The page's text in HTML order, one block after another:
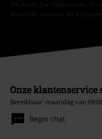
Die Ärzte, Die Toten Hosen,
Onkelz en artikelen die
Onze klantenservice
Bereikbaar: maandag van
Begin chat